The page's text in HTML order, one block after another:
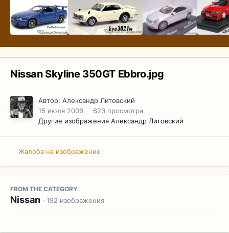
Nissan Skyline 350GT Ebbro.jpg
Автор: Александр Литовский
15 июля 2006
623 просмотра
Другие изображения Александр Литовский
Жалоба на изображение
FROM THE CATEGORY:
Nissan · 192 изображения